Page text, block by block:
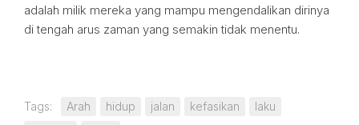
adalah milik mereka yang mampu mengendalikan dirinya
di tengah arus zaman yang semakin tidak menentu.
Tags: Arah hidup jalan kefasikan
laku